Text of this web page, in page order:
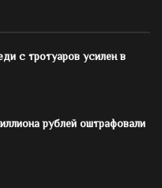
с тротуаров усилен в
рублей оштрафовали